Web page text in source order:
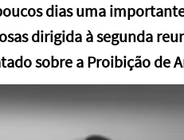
dias uma
dirigida à segunda
sobre a Proibição de